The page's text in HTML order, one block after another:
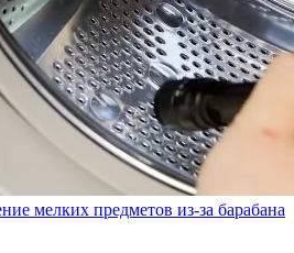
мелких предметов из-за барабана